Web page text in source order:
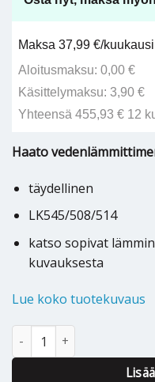
Maksa 37,99 €/
Aloitusmaksu: 0,00 €
Käsittelymaksu: 3,90 €
Yhteensä 455,93 € 12
Haato
täydellinen
LK545/508/514
katso sopivat
kuvauksesta
Lue koko tuotekuvaus
Haato / Nibe varaajan